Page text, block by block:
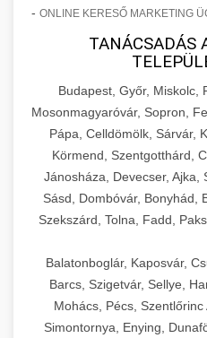
- ONLINE KERESŐ MARKETING
TANÁCSADÁS
Budapest, Győr, Miskolc,
Mosonmagyaróvár, Sopron,
Pápa, Celldömölk, Sárvár,
Körmend, Szentgotthárd,
Jánosháza, Devecser, Ajka,
Sásd, Dombóvár, Bonyhád,
Szekszárd, Tolna, Fadd,
Balatonboglár, Kaposvár,
Barcs, Szigetvár, Sellye,
Mohács, Pécs, Szentlőrinc
Simontornya, Enying,